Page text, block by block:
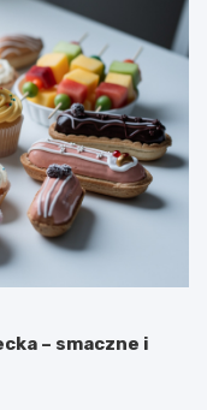
– smaczne i